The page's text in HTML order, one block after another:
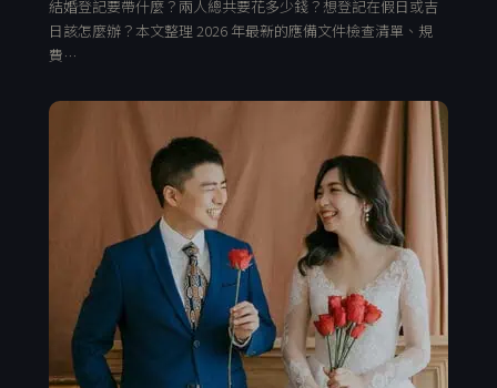
結婚登記要帶什麼？兩人總共要花多少錢？想登記在假日或吉
日該怎麼辦？本文整理 2026 年最新的應備文件檢查清單、規
費…